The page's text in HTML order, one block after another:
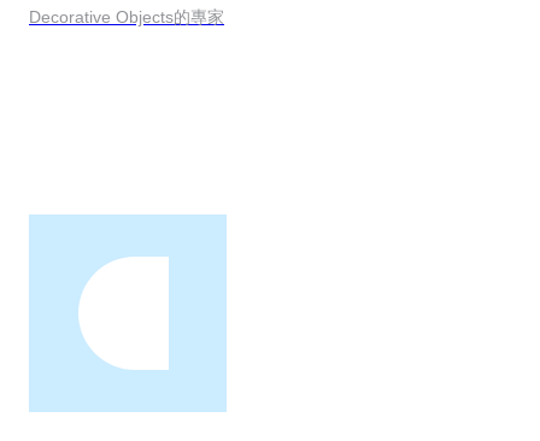
Decorative Objects的專家